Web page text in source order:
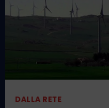
DALLA RETE